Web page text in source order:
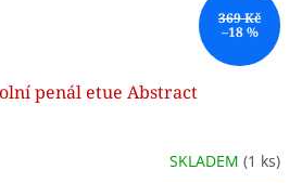
369 Kč
–18 %
penál etue Abstract
SKLADEM (1 ks)